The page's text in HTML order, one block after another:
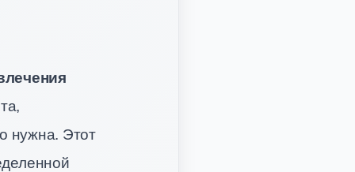
нужна. Этот